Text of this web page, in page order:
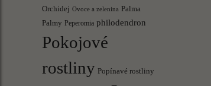
Orchidej Ovoce a zelenina
Palma
Palmy Peperomia philodendron
Pokojové
rostliny Popínavé rostliny